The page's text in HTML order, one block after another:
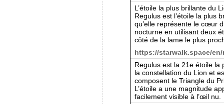
L’étoile la plus brillante du
Regulus est l’étoile la plus
qu’elle représente le cœur
nocturne en utilisant deux
côté de la lame le plus
https://starwalk.space/
Regulus est la 21e étoile la
la constellation du Lion et
composent le Triangle du
L’étoile a une magnitude
facilement visible à l’œil nu.